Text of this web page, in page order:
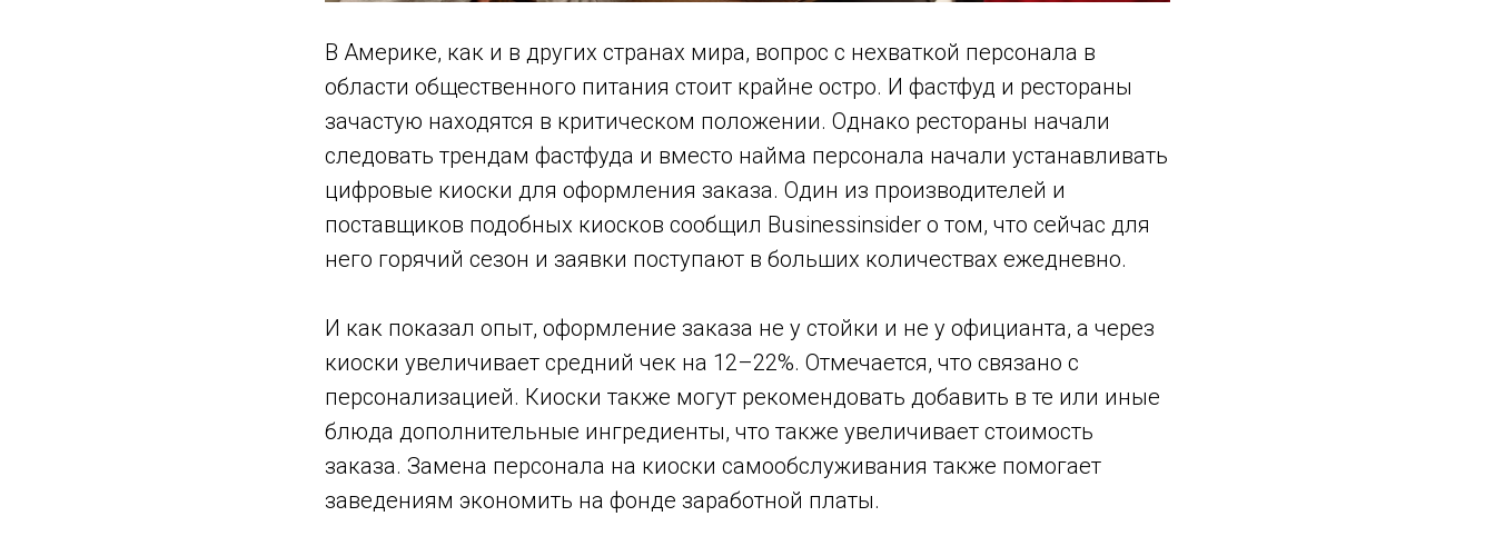
В Америке, как и в других странах мира, вопрос с нехваткой персонала в
области общественного питания стоит крайне остро. И фастфуд и рестораны
зачастую находятся в критическом положении. Однако рестораны начали
следовать трендам фастфуда и вместо найма персонала начали устанавливать
цифровые киоски для оформления заказа. Один из производителей и
поставщиков подобных киосков сообщил Businessinsider о том, что сейчас для
него горячий сезон и заявки поступают в больших количествах ежедневно.
И как показал опыт, оформление заказа не у стойки и не у официанта, а через
киоски увеличивает средний чек на 12–22%. Отмечается, что связано с
персонализацией. Киоски также могут рекомендовать добавить в те или иные
блюда дополнительные ингредиенты, что также увеличивает стоимость
заказа. Замена персонала на киоски самообслуживания также помогает
заведениям экономить на фонде заработной платы.